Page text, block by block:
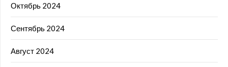
Октябрь 2024
Сентябрь 2024
Август 2024